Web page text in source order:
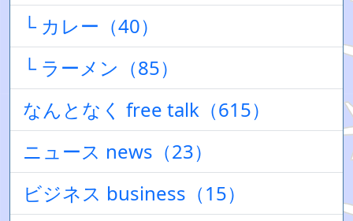
└ カレー（40）
└ ラーメン（85）
なんとなく free talk（615）
ニュース news（23）
ビジネス business（15）